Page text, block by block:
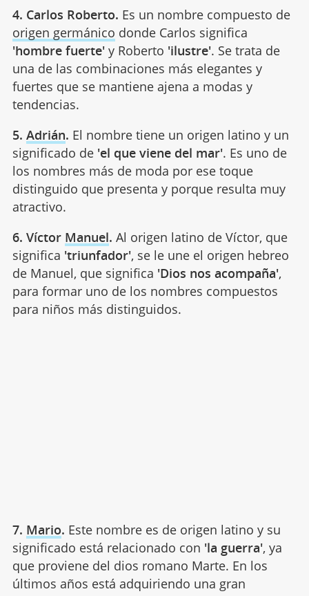
4. Carlos Roberto. Es un nombre compuesto de
origen germánico donde Carlos significa
'hombre fuerte'y Roberto 'ilustre'. Se trata de
una de las combinaciones más elegantes y
fuertes que se mantiene ajena a modas y
tendencias.
5. Adrián. El nombre tiene un origen latino y un
significado de 'el que viene del mar'. Es uno de
los nombres más de moda por ese toque
distinguido que presenta y porque resulta muy
atractivo.
6. Víctor Manuel. Al origen latino de Víctor, que
significa 'triunfador', se le une el origen hebreo
de Manuel, que significa 'Dios nos acompaña',
para formar uno de los nombres compuestos
para niños más distinguidos.
7. Mario. Este nombre es de origen latino y su
significado está relacionado con 'la guerra', ya
que proviene del dios romano Marte. En los
últimos años está adquiriendo una gran